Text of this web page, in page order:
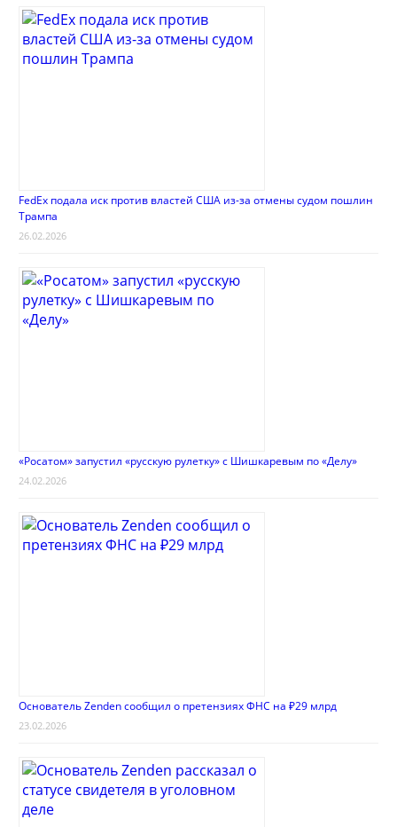
FedEx подала иск против властей США из-за отмены судом пошлин
Трампа
26.02.2026
«Росатом» запустил «русскую рулетку» с Шишкаревым по «Делу»
24.02.2026
Основатель Zenden сообщил о претензиях ФНС на ₽29 млрд
23.02.2026